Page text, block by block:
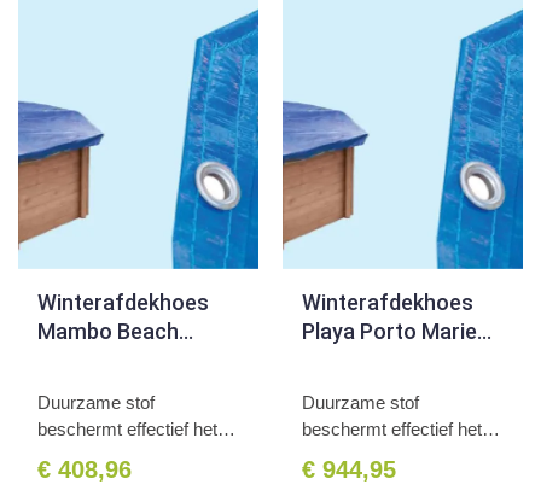
Winterafdekhoes
Mambo Beach
Duurzame stof
beschermt effectief het
€ 408,96
Winterafdekhoes
Playa Porto Marie
Duurzame stof
beschermt effectief het
€ 944,95